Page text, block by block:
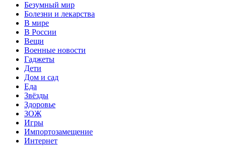
Безумный мир
Болезни и лекарства
В мире
В России
Вещи
Военные новости
Гаджеты
Дети
Дом и сад
Еда
Звёзды
Здоровье
ЗОЖ
Игры
Импортозамещение
Интернет